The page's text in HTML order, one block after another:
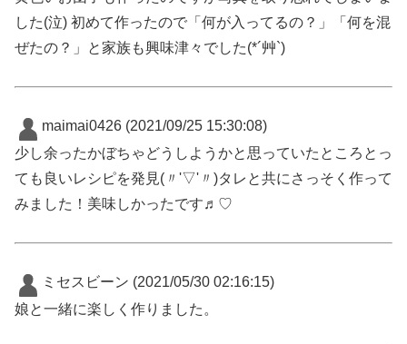
した(泣) 初めて作ったので「何が入ってるの？」「何を混
ぜたの？」と家族も興味津々でした(*´艸`)
maimai0426 (2021/09/25 15:30:08)
少し余ったかぼちゃどうしようかと思っていたところとっ
ても良いレシピを発見(〃'▽'〃)タレと共にさっそく作って
みました！美味しかったです♬︎♡
ミセスビーン (2021/05/30 02:16:15)
娘と一緒に楽しく作りました。